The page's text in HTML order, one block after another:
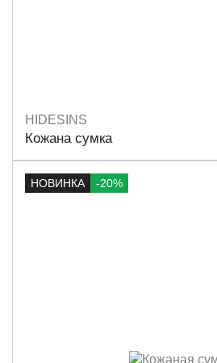
Размеры
HIDESINS
Кожана сумка
НОВИНКА -20%